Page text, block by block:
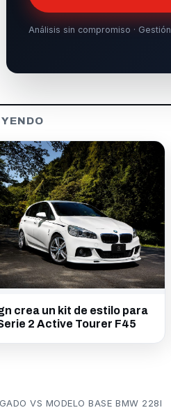
Análisis sin compromiso ·
crea un kit de estilo para
2 Active Tourer F45
VS MODELO BASE BMW 228I